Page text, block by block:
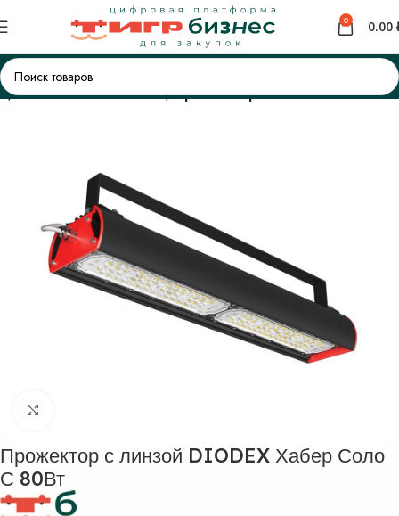
0 0.00
Уличные светильники Прожекторы с линзой DIODEX
Прожектор с линзой DIODEX Хабер Соло
С 80Вт